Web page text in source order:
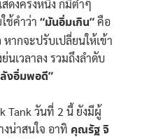
สดงครั้งหนึ่ง ก็มีต่ำๆ
ช้คำว่า “มันอิ่มเกิน”คือ
ากจะปรับเปลี่ยนให้เข้า
นเวลาลง รวมถึงลำดับ
งอิ่มพอดี”
Tank วันที่ 2 นี้ ยังมีผู้
น่าสนใจ อาทิ คุณรัฐ จิ